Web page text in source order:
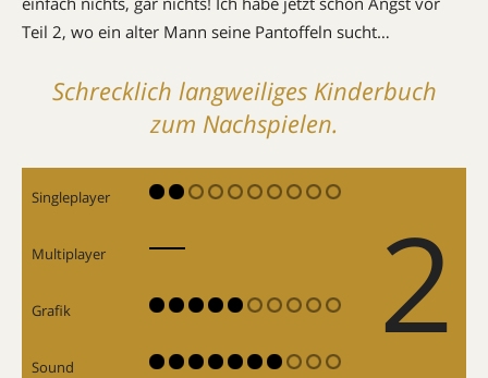
Teil 2, wo ein alter Mann seine Pantoffeln sucht…
Schrecklich langweiliges Kinderbuch
zum Nachspielen.
Singleplayer 2
Multiplayer
Grafik
Sound